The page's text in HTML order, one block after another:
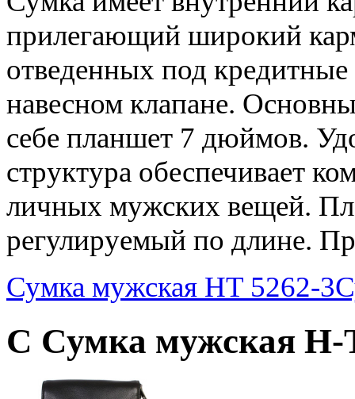
прилегающий широкий
отведенных под
навесном клапане.
себе планшет 7 дюймов.
структура обеспечивает
личных мужских вещей.
регулируемый по длине.
Сумка мужская HT 5262-3
С Сумка мужская H-